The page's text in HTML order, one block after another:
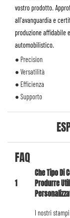
vostro prodotto.
all'avanguardia e
produzione affidabile
automobilistico.
● Precision
● Versatilità
● Efficienza
● Supporto
FAQ
1
Che Tipo Di
Produrre
I nostri